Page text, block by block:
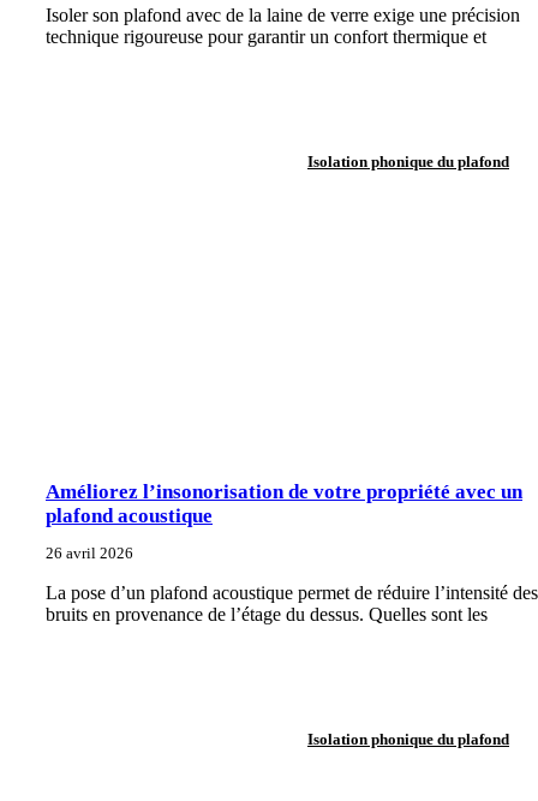
Isoler son plafond avec de la laine de verre exige une précision
technique rigoureuse pour garantir un confort thermique et
Isolation phonique du plafond
Améliorez l’insonorisation de votre propriété avec un
plafond acoustique
26 avril 2026
La pose d’un plafond acoustique permet de réduire l’intensité des
bruits en provenance de l’étage du dessus. Quelles sont les
Isolation phonique du plafond